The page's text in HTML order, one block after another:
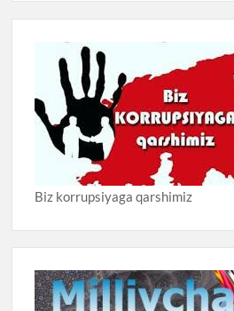
Biz korrupsiyaga qarshimiz